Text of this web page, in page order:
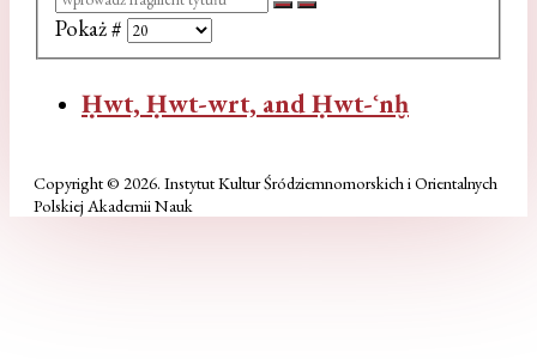
Pokaż #
Ḥwt, Ḥwt-wrt, and Ḥwt-ʿnḫ
Copyright © 2026. Instytut Kultur Śródziemnomorskich i Orientalnych
Polskiej Akademii Nauk